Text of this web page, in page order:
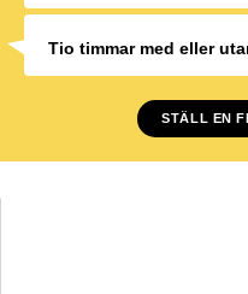
Tio timmar med eller
STÄLL EN